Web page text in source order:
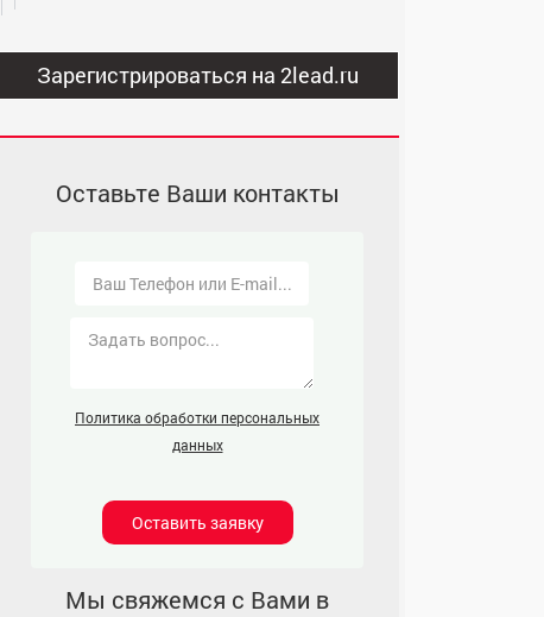
Зарегистрироваться на 2lead.ru
Оставьте Ваши контакты
Политика обработки персональных
данных
Оставить заявку
Мы свяжемся с Вами в